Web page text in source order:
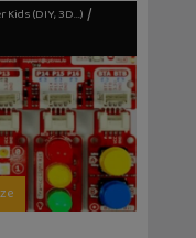
Kids (DIY, 3D...) /